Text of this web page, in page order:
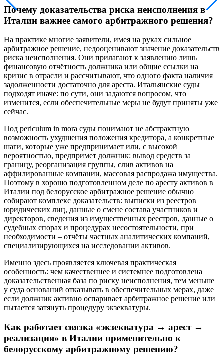
Почему доказательства риска неисполнения в
Италии важнее самого арбитражного решения?
На практике многие заявители, имея на руках сильное
арбитражное решение, недооценивают значение доказательств
риска неисполнения. Они прилагают к заявлению лишь
финансовую отчётность должника или общие ссылки на
кризис в отрасли и рассчитывают, что одного факта наличия
задолженности достаточно для ареста. Итальянские суды
подходят иначе: по сути, они задаются вопросом, что
изменится, если обеспечительные меры не будут приняты уже
сейчас.
Под periculum in mora суды понимают не абстрактную
возможность ухудшения положения кредитора, а конкретные
шаги, которые уже предпринимает или, с высокой
вероятностью, предпримет должник: вывод средств за
границу, реорганизация группы, слив активов на
аффилированные компании, массовая распродажа имущества.
Поэтому в хорошо подготовленном деле по аресту активов в
Италии под белорусское арбитражное решение обычно
собирают комплекс доказательств: выписки из реестров
юридических лиц, данные о смене состава участников и
директоров, сведения из имущественных реестров, данные о
судебных спорах и процедурах несостоятельности, при
необходимости – отчёты частных аналитических компаний,
специализирующихся на исследовании активов.
Именно здесь проявляется ключевая практическая
особенность: чем качественнее и системнее подготовлена
доказательственная база по риску неисполнения, тем меньше
у суда оснований отказывать в обеспечительных мерах, даже
если должник активно оспаривает арбитражное решение или
пытается затянуть процедуру экзекватуры.
Как работает связка «экзекватура → арест →
реализация» в Италии применительно к
белорусскому арбитражному решению?